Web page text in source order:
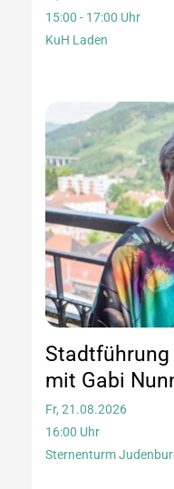
15:00 - 17:00 Uhr
KuH Laden
mit Gabi
Fr, 21.08.2026
16:00 Uhr
Sternenturm